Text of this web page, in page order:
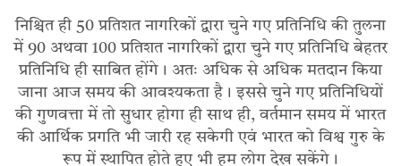
निश्चित ही 50 प्रतिशत नागरिकों द्वारा चुने गए प्रतिनिधि की तुलना
में 90 अथवा 100 प्रतिशत नागरिकों द्वारा चुने गए प्रतिनिधि बेहतर
प्रतिनिधि ही साबित होंगे। अतः अधिक से अधिक मतदान किया
जाना आज समय की आवश्यकता है। इससे चुने गए प्रतिनिधियों
की गुणवत्ता में तो सुधार होगा ही साथ ही, वर्तमान समय में भारत
की आर्थिक प्रगति भी जारी रह सकेगी एवं भारत को विश्व गुरु के
रूप में स्थापित होते हुए भी हम लोग देख सकेंगे।